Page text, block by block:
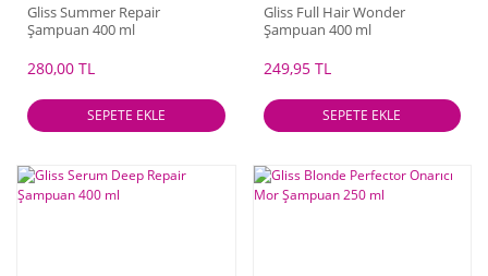
Gliss Summer Repair
Şampuan 400 ml
280,00 TL
SEPETE EKLE
Gliss Full Hair Wonder
Şampuan 400 ml
249,95 TL
SEPETE EKLE